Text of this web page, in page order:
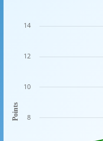
Points 8
10
12
14